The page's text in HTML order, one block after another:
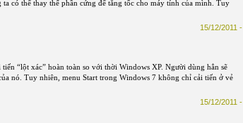
có thể thay thế phần cứng để tăng tốc cho máy tính của mình. Tuy
15/12/2011 -
tiến “lột xác” hoàn toàn so với thời Windows XP. Người dùng hẳn sẽ
nó. Tuy nhiên, menu Start trong Windows 7 không chỉ cải tiến ở vẻ
15/12/2011 -